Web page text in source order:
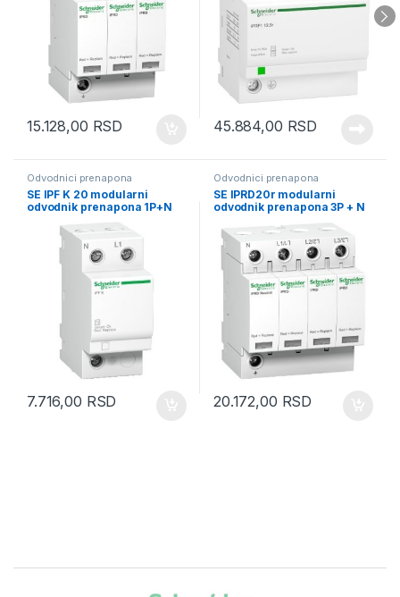
15.128,00 RSD 45.884,00 RSD
Odvodnici prenapona
SE IPF K 20 modularni
odvodnik prenapona 1P+N
7.716,00 RSD
Odvodnici prenapona
SE IPRD20r modularni
odvodnik prenapona 3P + N
20.172,00 RSD